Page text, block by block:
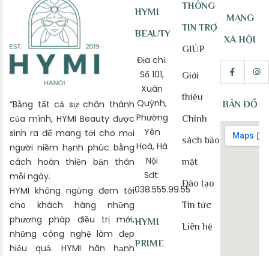
“Bằng tất cả sự chân thành
của mình, HYMI Beauty được
sinh ra để mang tới cho mọi
người niềm hạnh phúc bằng
cách hoàn thiện bản thân
mỗi ngày.
HYMI không ngừng đem tới
cho khách hàng những
phương pháp điều trị mới,
những công nghệ làm đẹp
hiệu quả. HYMI hân hạnh
HYMI
BEAUTY
Địa chỉ:
Số 101,
Xuân
Quỳnh,
Phường
Yên
Hoà, Hà
Nội
Sđt:
038.555.99.55
HYMI
PRIME
THÔNG
TIN TRỢ
GIÚP
Giới
thiệu
Chính
sách bảo
mật
Đào tạo
Tin tức
Liên hệ
MẠNG
XÃ HỘI
BẢN ĐỒ